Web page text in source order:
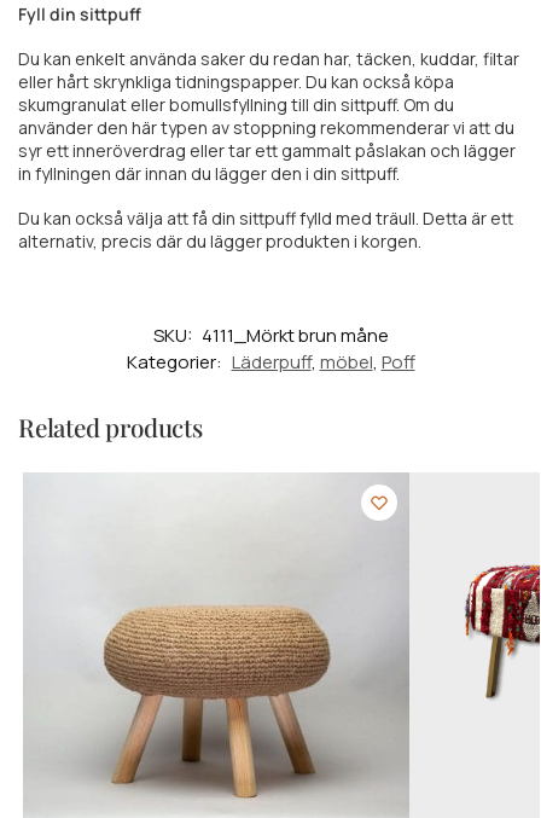
Fyll din sittpuff
Du kan enkelt använda saker du redan har, täcken, kuddar, filtar
eller hårt skrynkliga tidningspapper. Du kan också köpa
skumgranulat eller bomullsfyllning till din sittpuff. Om du
använder den här typen av stoppning rekommenderar vi att du
syr ett inneröverdrag eller tar ett gammalt påslakan och lägger
in fyllningen där innan du lägger den i din sittpuff.
Du kan också välja att få din sittpuff fylld med träull. Detta är ett
alternativ, precis där du lägger produkten i korgen.
SKU: 4111_Mörkt brun måne
Kategorier: Läderpuff, möbel, Poff
Related products